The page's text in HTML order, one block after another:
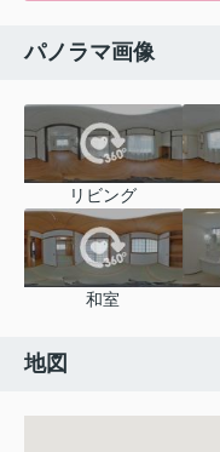
パノラマ画像
リビング
和室
地図